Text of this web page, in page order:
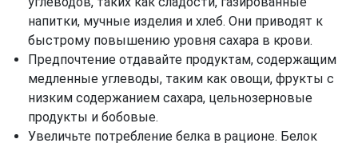
напитки, мучные изделия и хлеб. Они приводят к
быстрому повышению уровня сахара в крови.
Предпочтение отдавайте продуктам, содержащим
медленные углеводы, таким как овощи, фрукты с
низким содержанием сахара, цельнозерновые
продукты и бобовые.
Увеличьте потребление белка в рационе. Белок